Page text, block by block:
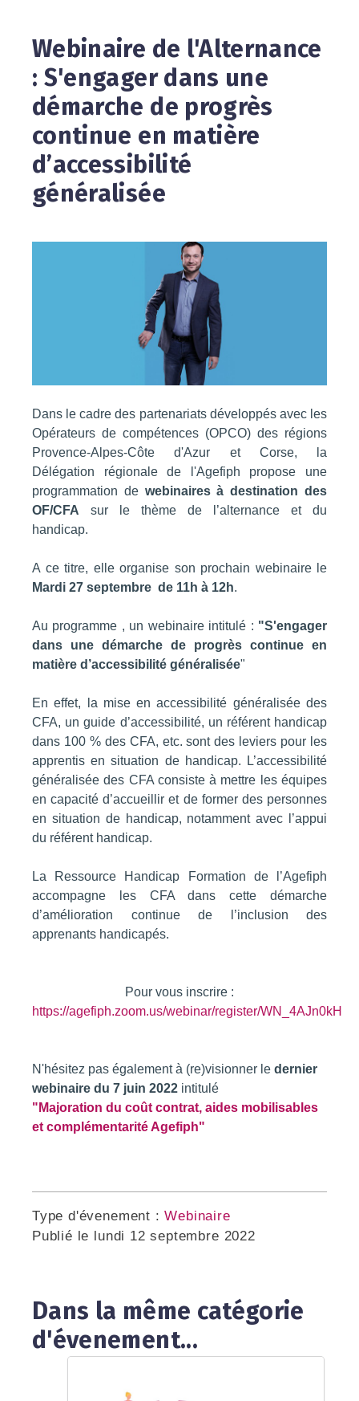
Webinaire de l'Alternance
: S'engager dans une
démarche de progrès
continue en matière
d’accessibilité
généralisée
Dans le cadre des partenariats développés avec les
Opérateurs de compétences (OPCO) des régions
Provence-Alpes-Côte d'Azur et Corse, la
Délégation régionale de l'Agefiph propose une
programmation de webinaires à destination des
OF/CFA sur le thème de l’alternance et du
handicap.
A ce titre, elle organise son prochain webinaire le
Mardi 27 septembre de 11h à 12h.
Au programme , un webinaire intitulé : "S'engager
dans une démarche de progrès continue en
matière d’accessibilité généralisée"
En effet, la mise en accessibilité généralisée des
CFA, un guide d’accessibilité, un référent handicap
dans 100 % des CFA, etc. sont des leviers pour les
apprentis en situation de handicap. L’accessibilité
généralisée des CFA consiste à mettre les équipes
en capacité d’accueillir et de former des personnes
en situation de handicap, notamment avec l’appui
du référent handicap.
La Ressource Handicap Formation de l’Agefiph
accompagne les CFA dans cette démarche
d’amélioration continue de l’inclusion des
apprenants handicapés.
Pour vous inscrire :
https://agefiph.zoom.us/webinar/register/
N'hésitez pas également à (re)visionner le dernier
webinaire du 7 juin 2022 intitulé
"Majoration du coût contrat, aides mobilisables
et complémentarité Agefiph"
Type d'évenement :Webinaire
Publié le
lundi 12 septembre 2022
Dans la même catégorie
d'évenement...